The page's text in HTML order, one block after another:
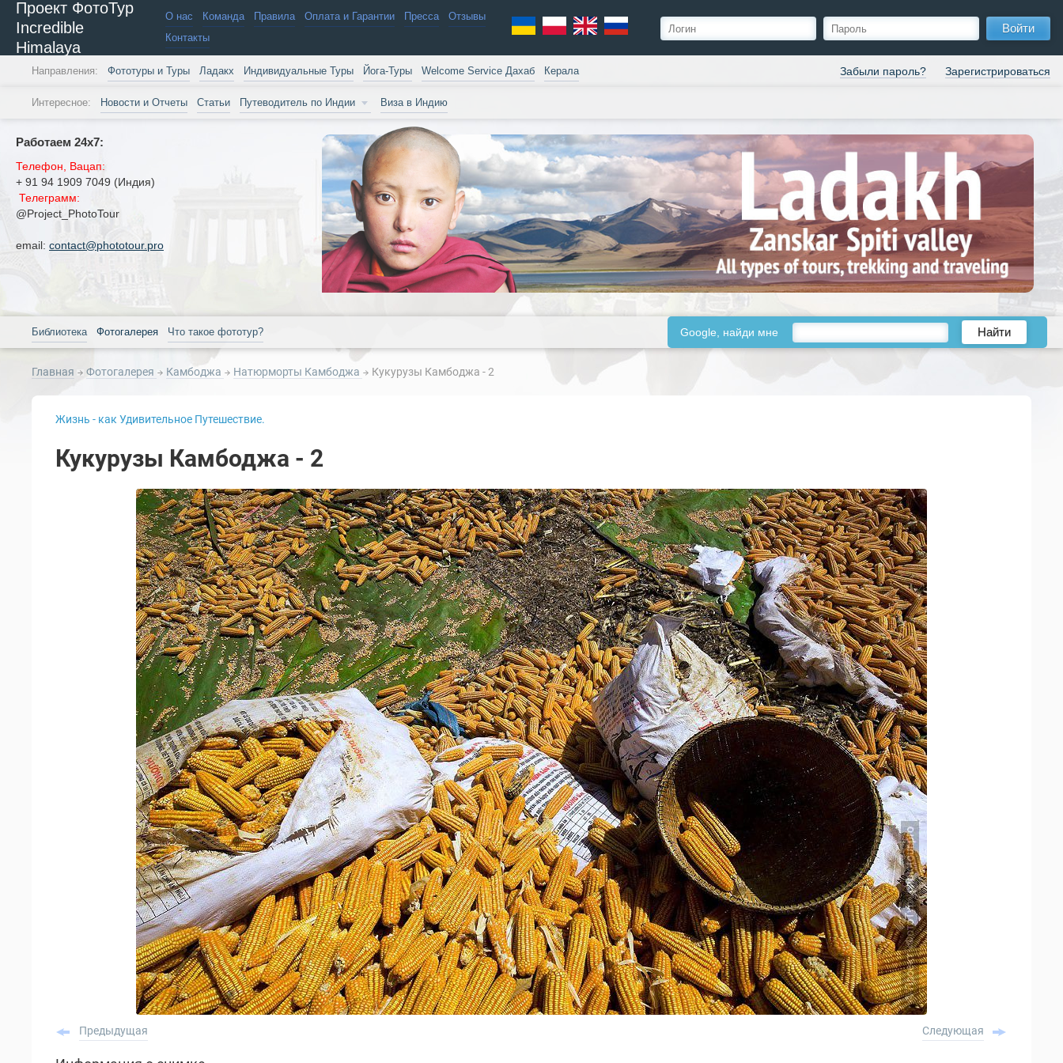
Проект ФотоТур
Incredible
Himalaya
О нас Команда Правила Оплата и Гарантии Пресса
Отзывы
Контакты
Войти
Забыли пароль? Зарегистрироваться
Направления: Фототуры и Туры Ладакх Индивидуальные Туры Йога-Туры Welcome Service Дахаб Керала
Интересное: Новости и Отчеты Статьи Путеводитель по Индии Виза в Индию
Работаем 24х7:
Телефон, Вацап:
+ 91 94 1909 7049 (Индия)
Телеграмм:
@Project_PhotoTour
email: contact@phototour.pro
Библиотека Фотогалерея Что такое фототур? Google, найди мне Найти
Главная Фотогалерея Камбоджа Натюрморты Камбоджа Кукурузы Камбоджа - 2
Жизнь - как Удивительное Путешествие.
Кукурузы Камбоджа - 2
Предыдущая Следующая